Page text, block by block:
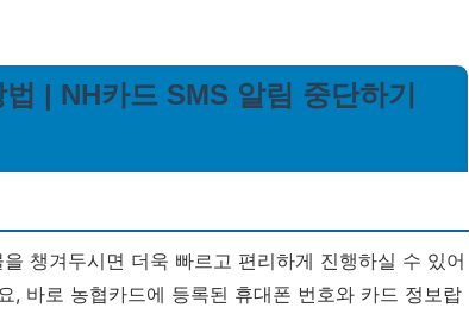
| NH카드 SMS 알림 중단하기
챙겨두시면 더욱 빠르고 편리하게 진행하실 수 있어
, 바로 농협카드에 등록된 휴대폰 번호와 카드 정보랍